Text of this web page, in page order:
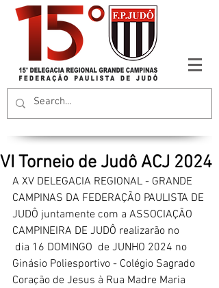
VI Torneio de Judô ACJ 2024
A XV DELEGACIA REGIONAL - GRANDE
CAMPINAS DA FEDERAÇÃO PAULISTA DE
JUDÔ juntamente com a ASSOCIAÇÃO
CAMPINEIRA DE JUDÔ realizarão no
Ginásio Poliesportivo - Colégio Sagrado
Coração de Jesus à Rua Madre Maria